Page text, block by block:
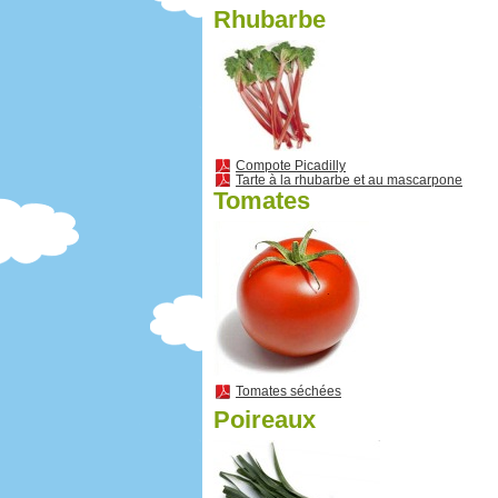
Rhubarbe
Compote Picadilly
Tarte à la rhubarbe et au mascarpone
Tomates
Tomates séchées
Poireaux